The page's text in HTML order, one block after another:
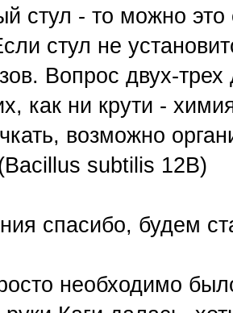
стул - то можно это
стул не
Вопрос двух-трех
как ни крути -
возможно
subtilis 12B)
спасибо, будем
необходимо